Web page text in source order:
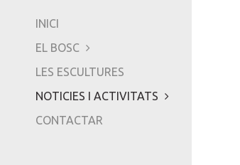
INICI
EL BOSC
LES ESCULTURES
NOTICIES I ACTIVITATS
CONTACTAR